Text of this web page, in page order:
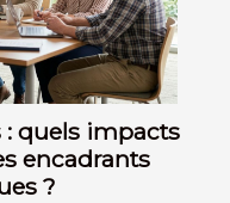
quels impacts
encadrants
?